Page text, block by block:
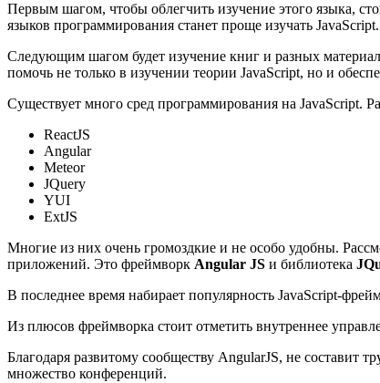
Первым шагом, чтобы облегчить изучение этого языка,
языков программирования станет проще изучать
Следующим шагом будет изучение книг и разных
помочь не только в изучении теории JavaScript, но и
Существует много сред программирования на JavaScript.
ReactJS
Angular
Meteor
JQuery
YUI
ExtJS
Многие из них очень громоздкие и не особо удобны.
приложений. Это фреймворк Angular JS и библиотека
В последнее время набирает популярность JavaScript-
Из плюсов фреймворка стоит отметить внутреннее
Благодаря развитому сообществу AngularJS, не составит
множество конференций.